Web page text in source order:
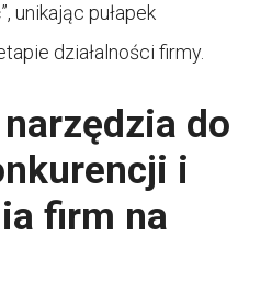
unikając pułapek
działalności firmy.
do
i
firm na